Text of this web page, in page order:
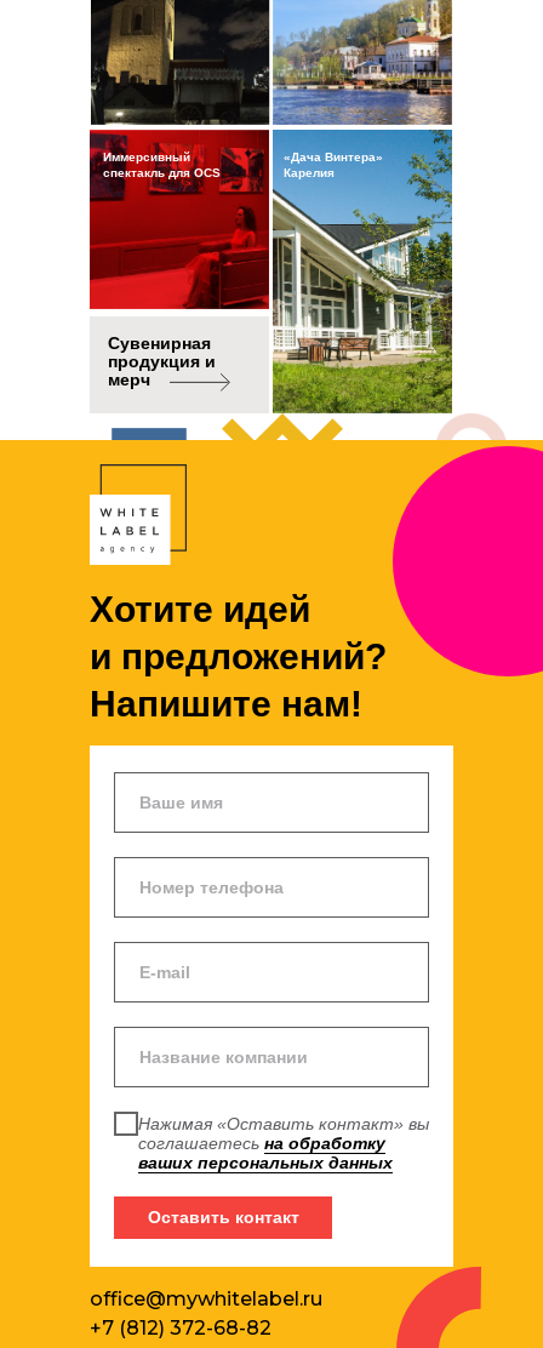
Кейс
Сувенирная
продукция и
мерч
Иммерсивный
спектакль для OCS
«Дача Винтера»
Карелия
Хотите идей
и предложений?
Напишите нам!
office@mywhitelabel.ru
+7 (812) 372-68-82
Нажимая «Оставить контакт» вы
соглашаетесь на обработку
ваших персональных данных
Оставить контакт